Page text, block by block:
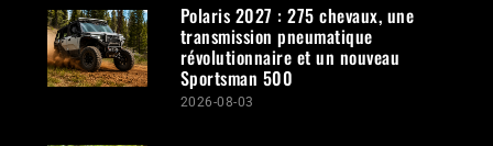
Polaris 2027 : 275 chevaux, une
transmission pneumatique
révolutionnaire et un nouveau
Sportsman 500
2026-08-03